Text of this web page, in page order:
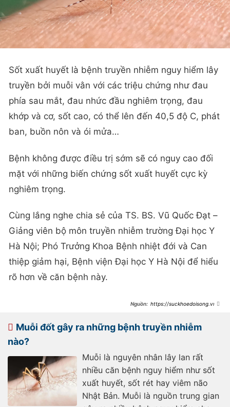
Sốt xuất huyết là bệnh truyền nhiễm nguy hiểm lây
truyền bởi muỗi vằn với các triệu chứng như đau
phía sau mắt, đau nhức đầu nghiêm trọng, đau
khớp và cơ, sốt cao, có thể lên đến 40,5 độ C, phát
ban, buồn nôn và ói mửa…
Bệnh không được điều trị sớm sẽ có nguy cao đối
mặt với những biến chứng sốt xuất huyết cực kỳ
nghiêm trọng.
Cùng lắng nghe chia sẻ của TS. BS. Vũ Quốc Đạt –
Giảng viên bộ môn truyền nhiễm trường Đại học Y
Hà Nội; Phó Trưởng Khoa Bệnh nhiệt đới và Can
thiệp giảm hại, Bệnh viện Đại học Y Hà Nội để hiểu
rõ hơn về căn bệnh này.
https://suckhoedoisong.vn/c
xuat-huyet-
169240319071531446.htm
Muỗi đốt gây ra những bệnh truyền nhiễm
nào?
Muỗi là nguyên nhân lây lan rất
nhiều căn bệnh nguy hiểm như sốt
xuất huyết, sốt rét hay viêm não
Nhật Bản. Muỗi là nguồn trung gian